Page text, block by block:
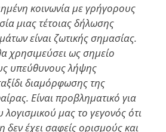
κοινωνία με γρήγορους
μιας τέτοιας δήλωσης
είναι ζωτικής σημασίας.
χρησιμεύσει ως σημείο
υπεύθυνους λήψης
διαμόρφωσης της
Είναι προβληματικό για
λογισμικού μας το γεγονός ότι
δεν έχει σαφείς ορισμούς και